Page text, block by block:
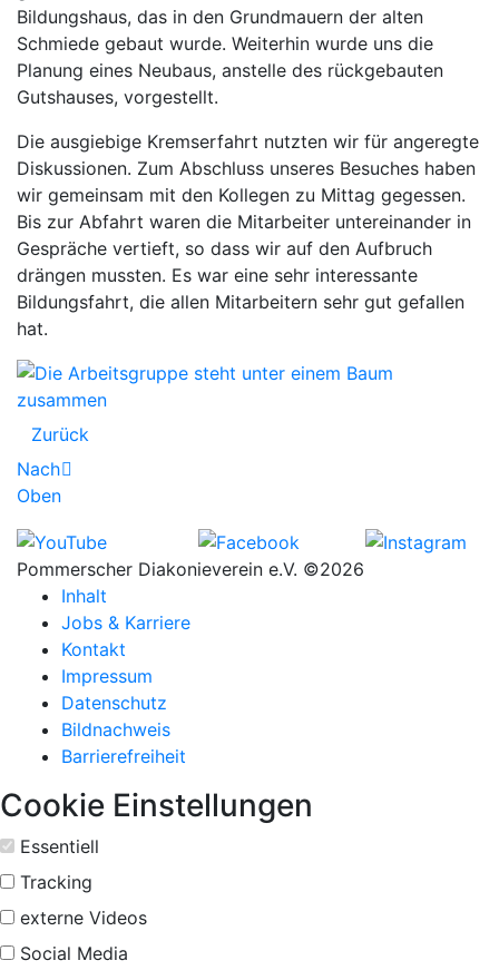
Bildungshaus, das in den Grundmauern der alten
Schmiede gebaut wurde. Weiterhin wurde uns die
Planung eines Neubaus, anstelle des rückgebauten
Gutshauses, vorgestellt.
Die ausgiebige Kremserfahrt nutzten wir für angeregte
Diskussionen. Zum Abschluss unseres Besuches haben
wir gemeinsam mit den Kollegen zu Mittag gegessen.
Bis zur Abfahrt waren die Mitarbeiter untereinander in
Gespräche vertieft, so dass wir auf den Aufbruch
drängen mussten. Es war eine sehr interessante
Bildungsfahrt, die allen Mitarbeitern sehr gut gefallen
hat.
Zurück
Nach
Oben
Pommerscher Diakonieverein e.V. ©2026
Inhalt
Jobs & Karriere
Kontakt
Impressum
Datenschutz
Bildnachweis
Barrierefreiheit
Cookie Einstellungen
Essentiell
Tracking
externe Videos
Social Media